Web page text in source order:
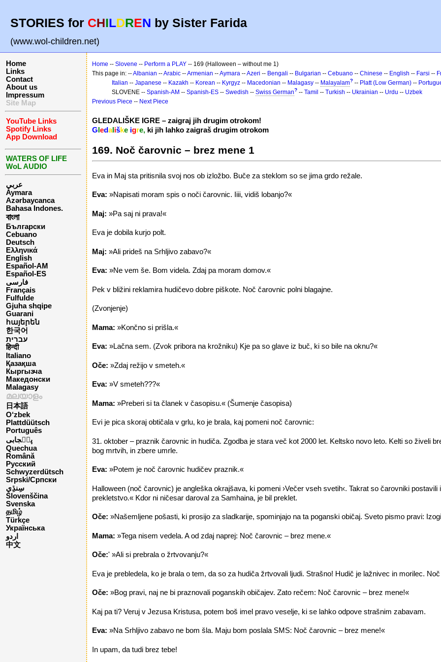
STORIES for CHILDREN by Sister Farida
(www.wol-children.net)
Home
Links
Contact
About us
Impressum
Site Map
YouTube Links
Spotify Links
App Download
WATERS OF LIFE
WoL AUDIO
عربي
Aymara
Azərbaycanca
Bahasa Indones.
বাংলা
Български
Cebuano
Deutsch
Ελληνικά
English
Español-AM
Español-ES
فارسی
Français
Fulfulde
Gjuha shqipe
Guarani
հայերեն
한국어
עברית
हिन्दी
Italiano
Қазақша
Кыргызча
Македонски
Malagasy
മലയാളം
日本語
O‘zbek
Plattdüütsch
Português
پن٘جابی
Quechua
Română
Русский
Schwyzerdütsch
Srpski/Српски
Slovenščina
Svenska
தமிழ்
Türkçe
Українська
اردو
中文
Home -- Slovene -- Perform a PLAY -- 169 (Halloween – without me 1)
This page in: --Albanian --Arabic --Armenian --Aymara --Azeri -- Bengali -- Bulgarian -- Cebuano -- Chinese -- English -- Farsi --
Italian -- Japanese -- Kazakh -- Korean -- Kyrgyz -- Macedonian -- Malagasy -- Malayalam? -- Platt (Low German) --
SLOVENE -- Spanish-AM -- Spanish-ES -- Swedish -- Swiss German? -- Tamil -- Turkish -- Ukrainian -- Urdu -- Uzbek
Previous Piece -- Next Piece
GLEDALIŠKE IGRE – zaigraj jih drugim otrokom!
Gledališke igre, ki jih lahko zaigraš drugim otrokom
169. Noč čarovnic – brez mene 1
Eva in Maj sta pritisnila svoj nos ob izložbo. Buče za steklom so se jima grdo režale.
Eva: »Napisati moram spis o noči čarovnic. Iiii, vidiš lobanjo?«
Maj: »Pa saj ni prava!«
Eva je dobila kurjo polt.
Maj: »Ali prideš na Srhljivo zabavo?«
Eva: »Ne vem še. Bom videla. Zdaj pa moram domov.«
Pek v bližini reklamira hudičevo dobre piškote. Noč čarovnic polni blagajne.
(Zvonjenje)
Mama: »Končno si prišla.«
Eva: »Lačna sem. (Zvok pribora na krožniku) Kje pa so glave iz buč, ki so bile na oknu?«
Oče: »Zdaj režijo v smeteh.«
Eva: »V smeteh???«
Mama: »Preberi si ta članek v časopisu.« (Šumenje časopisa)
Evi je pica skoraj obtičala v grlu, ko je brala, kaj pomeni noč čarovnic:
31. oktober – praznik čarovnic in hudiča. Zgodba je stara več kot 2000 let. Keltsko novo leto. Kelti so živeli
bog mrtvih, in zbere umrle.
Eva: »Potem je noč čarovnic hudičev praznik.«
Halloween (noč čarovnic) je angleška okrajšava, ki pomeni ›Večer vseh svetih‹. Takrat so čarovniki
prekletstvo.« Kdor ni ničesar daroval za Samhaina, je bil preklet.
Oče: »Našemljene pošasti, ki prosijo za sladkarije, spominjajo na ta poganski običaj. Sveto pismo pravi:
Mama: »Tega nisem vedela. A od zdaj naprej: Noč čarovnic – brez mene.«
Oče:' »Ali si prebrala o žrtvovanju?«
Eva je prebledela, ko je brala o tem, da so za hudiča žrtvovali ljudi. Strašno! Hudič je lažnivec in morilec.
Oče: »Bog pravi, naj ne bi praznovali poganskih običajev. Zato rečem: Noč čarovnic – brez mene!«
Kaj pa ti? Veruj v Jezusa Kristusa, potem boš imel pravo veselje, ki se lahko odpove strašnim zabavam.
Eva: »Na Srhljivo zabavo ne bom šla. Maju bom poslala SMS: Noč čarovnic – brez mene!«
In upam, da tudi brez tebe!